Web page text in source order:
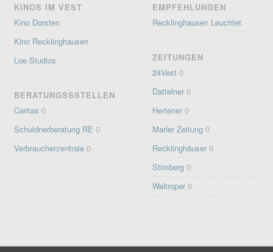
KINOS IM VEST
Kino Dorsten
Kino Recklinghausen
Loe Studios
BERATUNGSSSTELLEN
Caritas 0
Schuldnerberatung RE 0
Verbraucherzentrale 0
EMPFEHLUNGEN
Recklinghausen Leuchtet
ZEITUNGEN
24Vest 0
Dattelner 0
Hertener 0
Marler Zeitung 0
Recklinghäuser 0
Stimberg 0
Waltroper 0